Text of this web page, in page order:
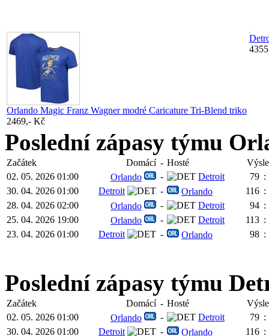
Orlando Magic Franz Wagner modré Caricature Tri-Blend triko
2469,- Kč
Poslední zápasy týmu
Začátek Domácí - Hosté
02. 05. 2026 01:00
Orlando - Detroit 79 :
30. 04. 2026 01:00
Detroit - Orlando 116 :
28. 04. 2026 02:00
Orlando - Detroit 94 :
25. 04. 2026 19:00
Orlando - Detroit 113 :
23. 04. 2026 01:00
Detroit - Orlando 98 :
Poslední zápasy týmu
Začátek Domácí - Hosté
02. 05. 2026 01:00
Orlando - Detroit 79 :
30. 04. 2026 01:00
Detroit - Orlando 116 :